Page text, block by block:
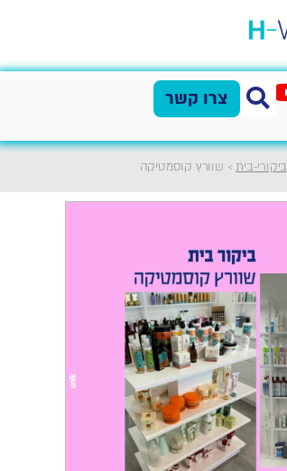
צרו קשר
ביקורי-בית> שוורץ קוסמטיקה